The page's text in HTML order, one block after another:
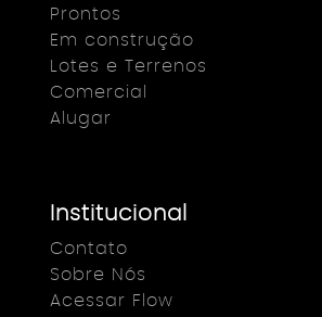
Prontos
Em construção
Lotes e Terrenos
Comercial
Alugar
Institucional
Contato
Sobre Nós
Acessar Flow